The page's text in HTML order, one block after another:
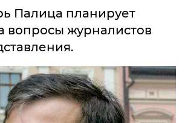
Палица планирует
вопросы журналистов